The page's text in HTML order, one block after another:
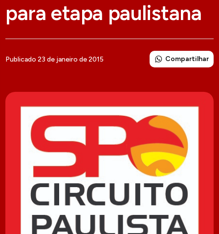
para etapa paulistana
Publicado 23 de janeiro de 2015 Compartilhar